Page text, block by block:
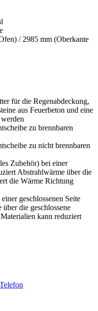
/ 2985 mm (Oberkante
für die Regenabdeckung,
aus Feuerbeton und eine
zu brennbaren
zu nicht brennbaren
Zubehör) bei einer
Abstrahlwärme über die
die Wärme Richtung
geschlossenen Seite
die geschlossene
kann reduziert